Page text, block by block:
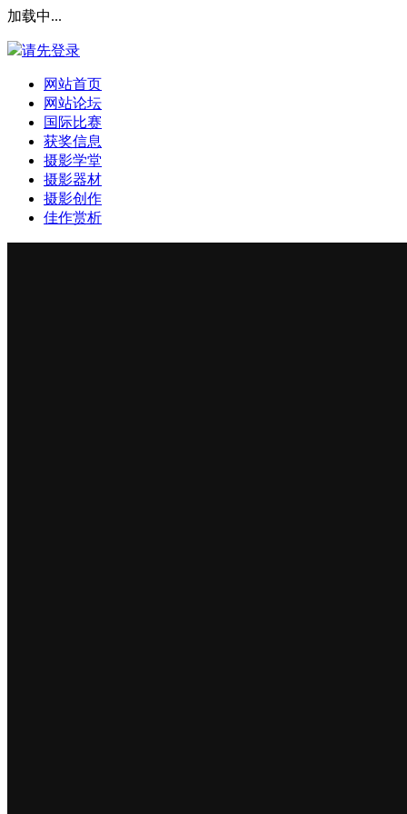
加载中...
请先登录
网站首页
网站论坛
国际比赛
获奖信息
摄影学堂
摄影器材
摄影创作
佳作赏析